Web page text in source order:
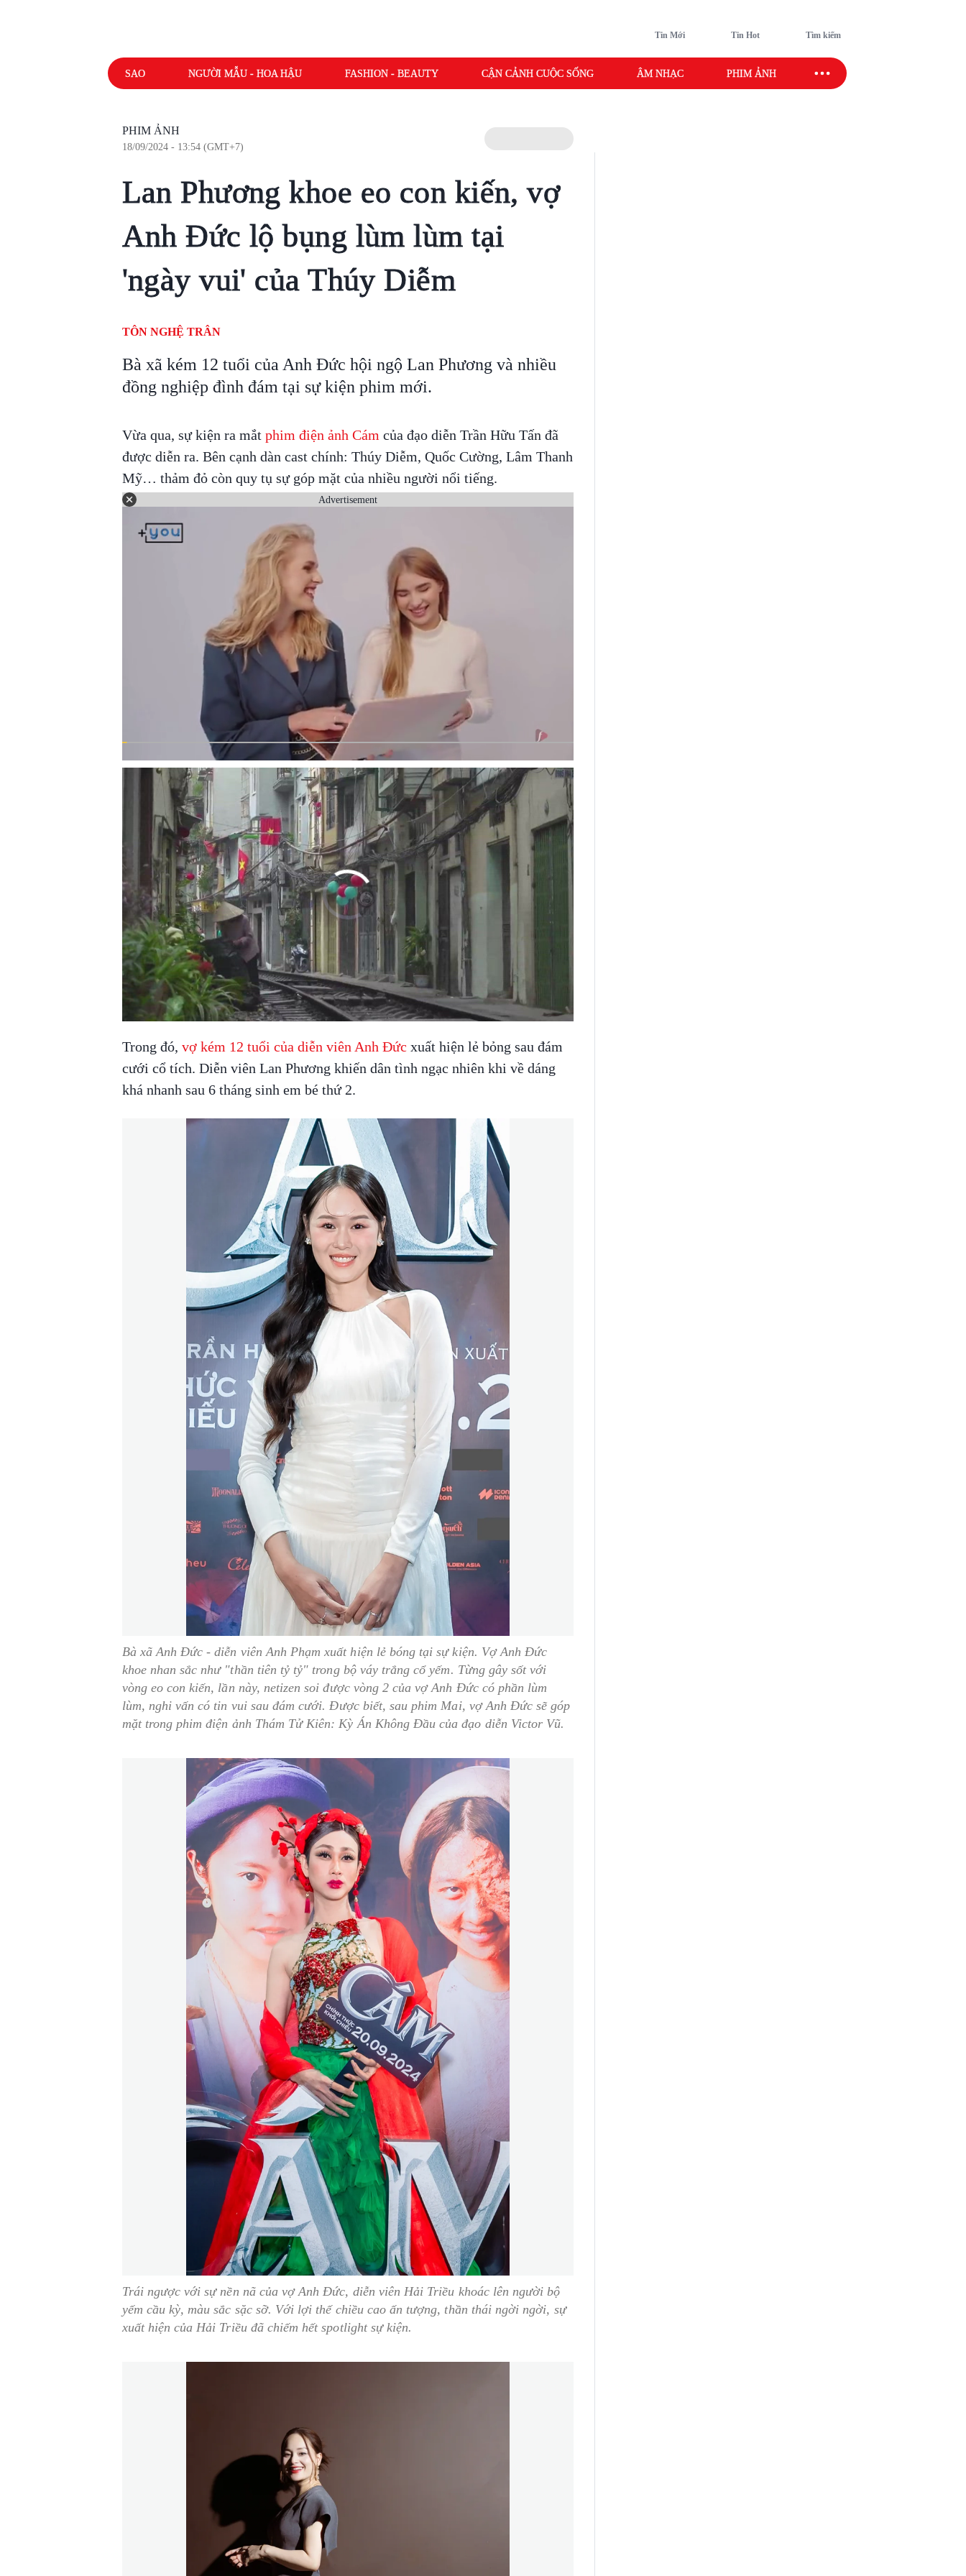
Tin Mới Tin Hot Tìm kiếm
SAO NGƯỜI MẪU - HOA HẬU FASHION - BEAUTY CẬN CẢNH CUỘC SỐNG ÂM NHẠC PHIM ẢNH SAO SPORT
PHIM ẢNH
18/09/2024 - 13:54 (GMT+7)
Lan Phương khoe eo con kiến, vợ
Anh Đức lộ bụng lùm lùm tại
'ngày vui' của Thúy Diễm
TÔN NGHỆ TRÂN
Bà xã kém 12 tuổi của Anh Đức hội ngộ Lan Phương và nhiều
đồng nghiệp đình đám tại sự kiện phim mới.
Vừa qua, sự kiện ra mắt phim điện ảnh Cám của đạo diễn Trần Hữu Tấn đã
được diễn ra. Bên cạnh dàn cast chính: Thúy Diễm, Quốc Cường, Lâm Thanh
Mỹ… thảm đỏ còn quy tụ sự góp mặt của nhiều người nổi tiếng.
Advertisement
00:00/00:59 VIETNAM HLS
Trong đó, vợ kém 12 tuổi của diễn viên Anh Đức xuất hiện lẻ bỏng sau đám
cưới cổ tích. Diễn viên Lan Phương khiến dân tình ngạc nhiên khi về dáng
khá nhanh sau 6 tháng sinh em bé thứ 2.
Bà xã Anh Đức - diễn viên Anh Phạm xuất hiện lẻ bóng tại sự kiện. Vợ Anh Đức
khoe nhan sắc như "thần tiên tỷ tỷ" trong bộ váy trắng cổ yếm. Từng gây sốt với
vòng eo con kiến, lần này, netizen soi được vòng 2 của vợ Anh Đức có phần lùm
lùm, nghi vấn có tin vui sau đám cưới. Được biết, sau phim Mai, vợ Anh Đức sẽ góp
mặt trong phim điện ảnh Thám Tử Kiên: Kỳ Án Không Đầu của đạo diễn Victor Vũ.
Trái ngược với sự nền nã của vợ Anh Đức, diễn viên Hải Triều khoác lên người bộ
yếm cầu kỳ, màu sắc sặc sỡ. Với lợi thế chiều cao ấn tượng, thần thái ngời ngời, sự
xuất hiện của Hải Triều đã chiếm hết spotlight sự kiện.